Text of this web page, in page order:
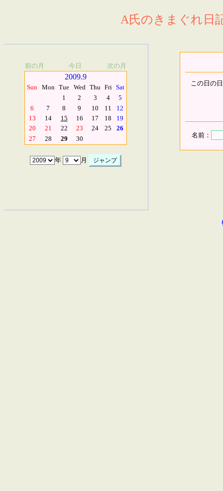
A氏のきまぐれ日
前の月 今日 次の月
2009.9
Sun Mon Tue Wed Thu Fri Sat
1
2 3 4
5
6
7 8 9 10 11
12
13
14 15 16 17 18
19
20
21 22 23 24 25
26
27
28 29 30
年 月
この日の
名前：